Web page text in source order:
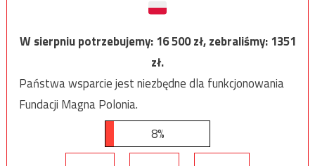
W sierpniu potrzebujemy:16 500zł, zebraliśmy:1351
zł.
Państwa wsparcie jest niezbędne dla funkcjonowania
Fundacji Magna Polonia.
8%